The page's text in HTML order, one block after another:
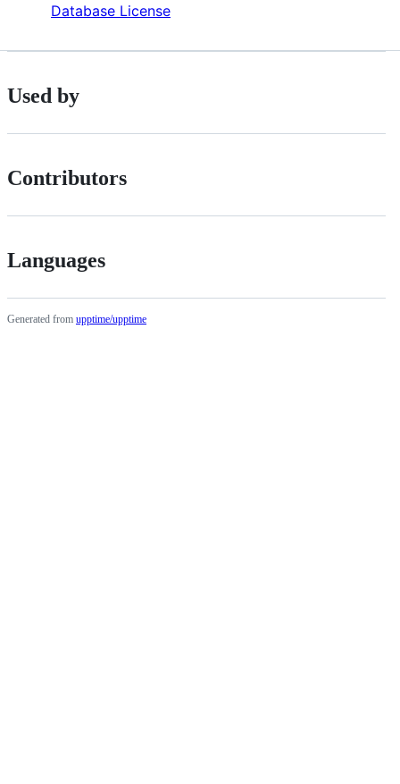
Database License
Used by
Contributors
Languages
Generated from upptime/upptime